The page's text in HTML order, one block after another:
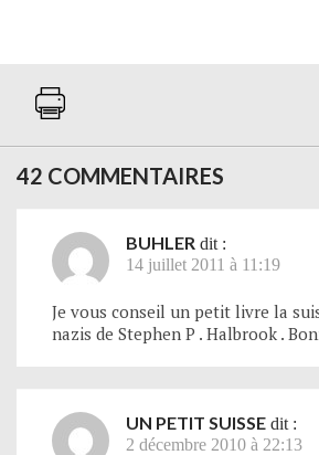
42 COMMENTAIRES
BUHLER dit :
14 juillet 2011 à 11:19
Je vous conseil un petit livre la
nazis de Stephen P . Halbrook .
UN PETIT SUISSE dit :
2 décembre 2010 à 22:13